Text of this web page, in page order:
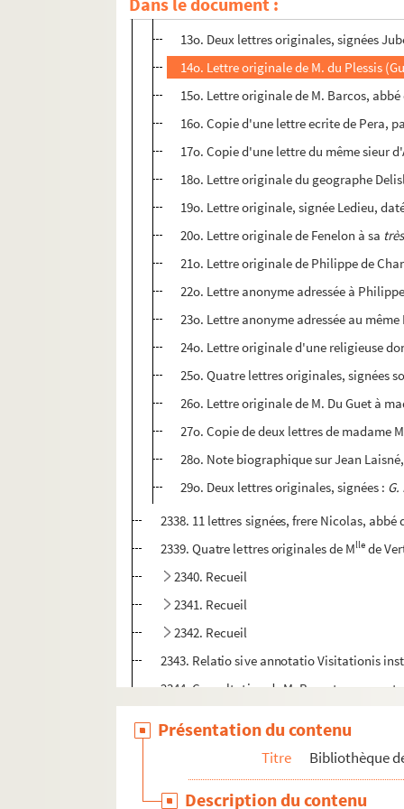
12o. Lettre originale, signée Legris,
13o. Deux lettres originales, signées
14o. Lettre originale de M. du Plessis
15o. Lettre originale de M. Barcos,
16o. Copie d'une lettre ecrite de Pera,
17o. Copie d'une lettre du même sieur
18o. Lettre originale du geographe
19o. Lettre originale, signée Ledieu,
20o. Lettre originale de Fenelon à sa
21o. Lettre originale de Philippe de
22o. Lettre anonyme adressée à
23o. Lettre anonyme adressée au
24o. Lettre originale d'une religieuse
25o. Quatre lettres originales, signées
26o. Lettre originale de M. Du Guet à
27o. Copie de deux lettres de madame
28o. Note biographique sur Jean
29o. Deux lettres originales, signées :
2338. 11 lettres signées, frere Nicolas,
2339. Quatre lettres originales de Mlle de
2340. Recueil
2341. Recueil
2342. Recueil
2343. Relatio sive annotatio Visitationis
2344. Consultation de M. Bargeton,
2348. Notes sur les observations de MM.
Présentation du contenu
Titre Bibliothèque
Description du contenu